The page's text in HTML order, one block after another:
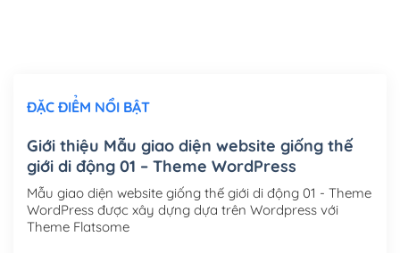
Mua thêm Host + Tên miền
Tên miền quốc tế .com .net .org (1 năm)
(+300,000₫)
Tên miền Việt Nam .vn (1 năm)(+550,000₫)
Hosting 2GB SSD (1 năm)(+450,000₫)
ĐẶC ĐIỂM NỔI BẬT
Giới thiệu Mẫu giao diện website giống thế
giới di động 01 – Theme WordPress
Mẫu giao diện website giống thế giới di động 01 - Theme
WordPress được xây dựng dựa trên Wordpress với
Theme Flatsome